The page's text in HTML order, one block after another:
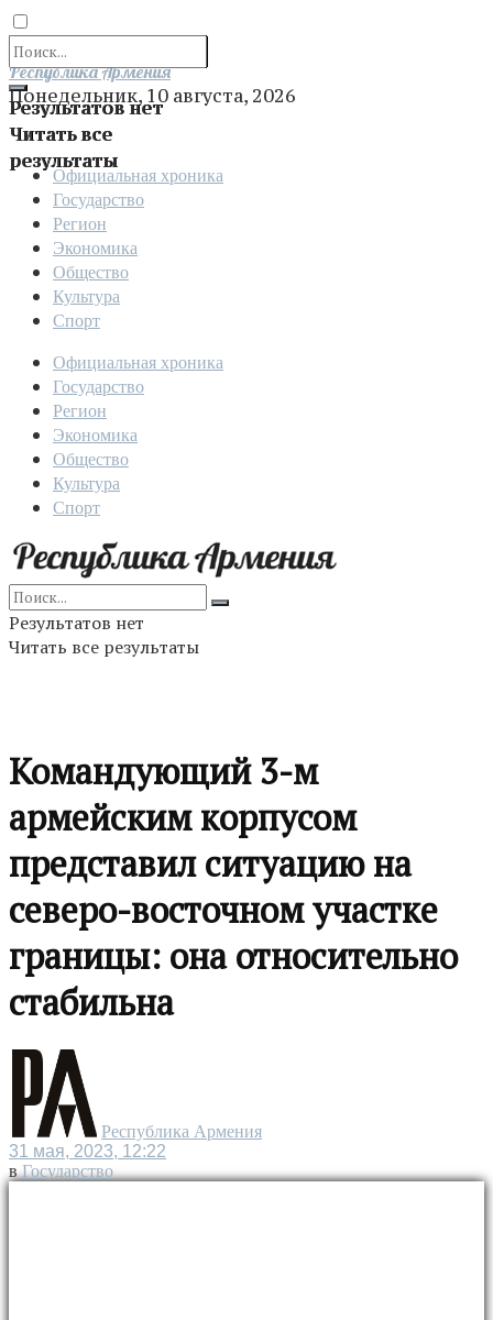
Результатов нет
Читать все
результаты
Отправить
Республика Армения
Понедельник, 10 августа, 2026
Официальная хроника
Государство
Регион
Экономика
Общество
Культура
Спорт
Официальная хроника
Государство
Регион
Экономика
Общество
Культура
Спорт
Результатов нет
Читать все результаты
Командующий 3-м
армейским корпусом
представил ситуацию на
северо-восточном участке
границы: она относительно
стабильна
Республика Армения
31 мая, 2023, 12:22
в Государство